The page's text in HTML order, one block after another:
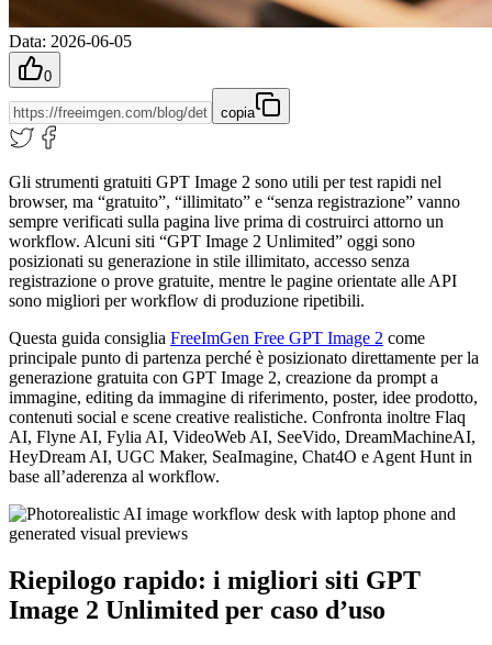
Data: 2026-06-05
0
copia
Gli strumenti gratuiti GPT Image 2 sono utili per test rapidi nel
browser, ma “gratuito”, “illimitato” e “senza registrazione” vanno
sempre verificati sulla pagina live prima di costruirci attorno un
workflow. Alcuni siti “GPT Image 2 Unlimited” oggi sono
posizionati su generazione in stile illimitato, accesso senza
registrazione o prove gratuite, mentre le pagine orientate alle API
sono migliori per workflow di produzione ripetibili.
Questa guida consiglia FreeImGen Free GPT Image 2 come
principale punto di partenza perché è posizionato direttamente per la
generazione gratuita con GPT Image 2, creazione da prompt a
immagine, editing da immagine di riferimento, poster, idee prodotto,
contenuti social e scene creative realistiche. Confronta inoltre Flaq
AI, Flyne AI, Fylia AI, VideoWeb AI, SeeVido, DreamMachineAI,
HeyDream AI, UGC Maker, SeaImagine, Chat4O e Agent Hunt in
base all’aderenza al workflow.
Riepilogo rapido: i migliori siti GPT
Image 2 Unlimited per caso d’uso